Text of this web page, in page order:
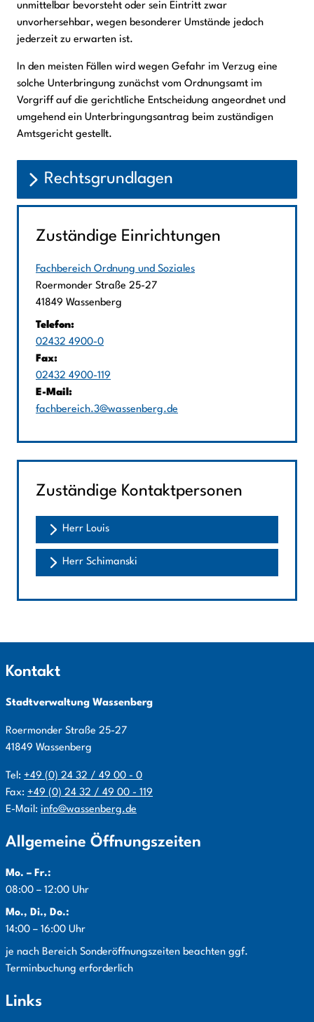
unmittelbar bevorsteht oder sein Eintritt zwar
unvorhersehbar, wegen besonderer Umstände jedoch
jederzeit zu erwarten ist.
In den meisten Fällen wird wegen Gefahr im Verzug eine
solche Unterbringung zunächst vom Ordnungsamt im
Vorgriff auf die gerichtliche Entscheidung angeordnet und
umgehend ein Unterbringungsantrag beim zuständigen
Amtsgericht gestellt.
Rechtsgrundlagen
Zuständige Einrichtungen
Fachbereich Ordnung und Soziales
Straße:
Roermonder Straße Hausnummer:
25-27
PLZ:
41849 Ort:
Wassenberg
Telefon:
02432 4900-0
Fax:
02432 4900-119
E-Mail:
fachbereich.3@wassenberg.de
Zuständige Kontaktpersonen
Herr Louis
Herr Schimanski
Kontakt
Stadtverwaltung Wassenberg
Roermonder Straße 25-27
41849 Wassenberg
Tel: +49 (0) 24 32 / 49 00 - 0
Fax: +49 (0) 24 32 / 49 00 - 119
E-Mail: info@wassenberg.de
Allgemeine Öffnungszeiten
Mo. – Fr.:
08:00 – 12:00 Uhr
Mo., Di., Do.:
14:00 – 16:00 Uhr
Info:
je nach Bereich Sonderöffnungszeiten beachten ggf.
Terminbuchung erforderlich
Links